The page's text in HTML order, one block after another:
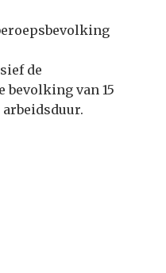
de
bevolking van 15